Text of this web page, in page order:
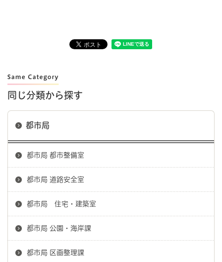
同じ分類から探す
都市局
都市局 都市整備室
都市局 道路安全室
都市局 住宅・建築室
都市局 公園・海岸課
都市局 区画整理課